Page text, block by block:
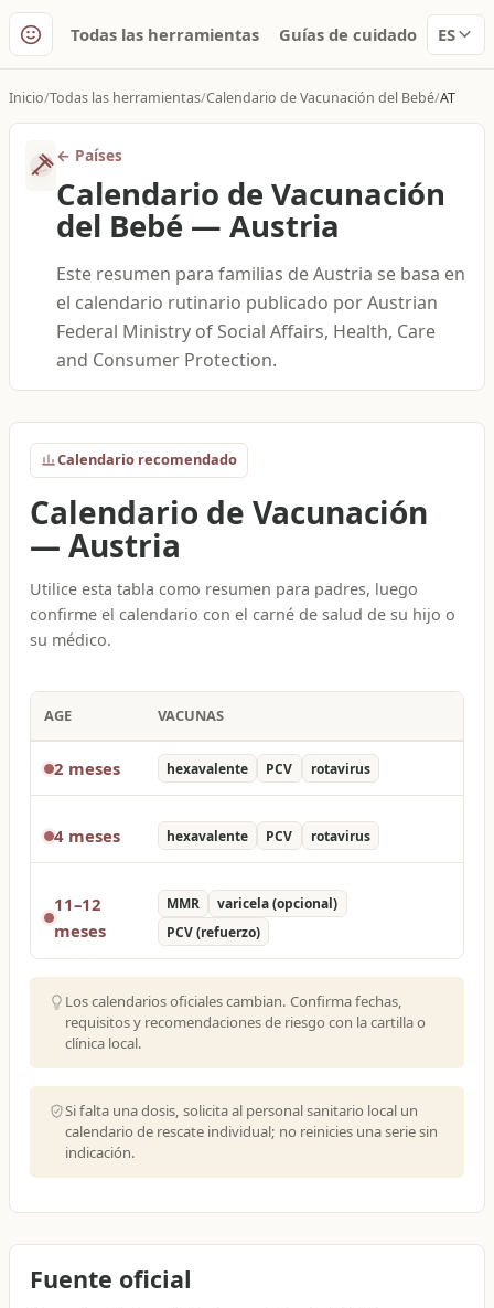
Todas las herramientas Guías de cuidado ES
Inicio Todas las herramientas Calendario de Vacunación del Bebé AT
← Países
Calendario de Vacunación
del Bebé —Austria
Este resumen para familias de Austria se basa en
el calendario rutinario publicado por Austrian
Federal Ministry of Social Affairs, Health, Care
and Consumer Protection.
Calendario recomendado
Calendario de Vacunación
— Austria
Utilice esta tabla como resumen para padres, luego
confirme el calendario con el carné de salud de su hijo o
su médico.
AGE VACUNAS
2 meses hexavalente PCV rotavirus
4 meses hexavalente PCV rotavirus
11–12
meses
MMR
varicela (opcional)
PCV (refuerzo)
Los calendarios oficiales cambian. Confirma fechas,
requisitos y recomendaciones de riesgo con la cartilla o
clínica local.
Si falta una dosis, solicita al personal sanitario local un
calendario de rescate individual; no reinicies una serie sin
indicación.
Fuente oficial